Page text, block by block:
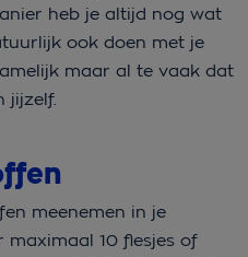
heb je altijd nog wat
ook doen met je
maar al te vaak dat
jijzelf.
meenemen in je
maximaal 10 flesjes of